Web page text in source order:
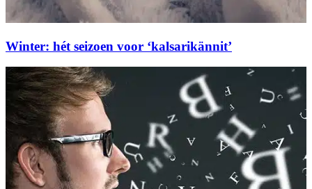
Winter: hét seizoen voor ‘kalsarikännit’